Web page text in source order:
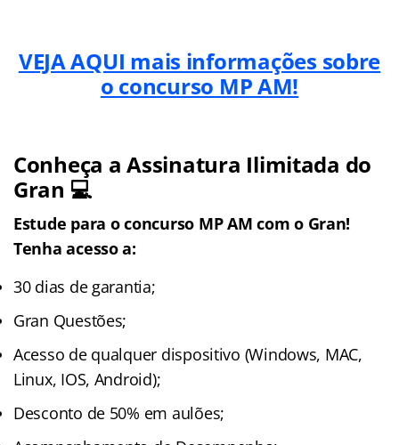
VEJA AQUI mais informações sobre
o concurso MP AM!
Conheça a Assinatura Ilimitada do
Gran 💻
Estude para o concurso MP AM com o Gran!
Tenha acesso a:
30 dias de garantia;
Gran Questões;
Acesso de qualquer dispositivo (Windows, MAC,
Linux, IOS, Android);
Desconto de 50% em aulões;